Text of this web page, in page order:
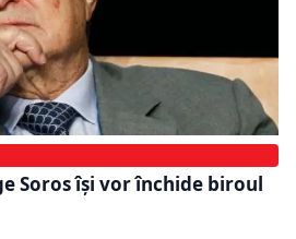
Soros îşi vor închide biroul